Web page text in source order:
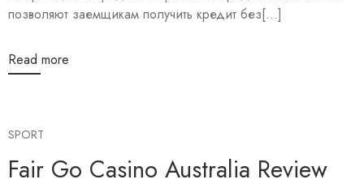
позволяют заемщикам получить кредит без[...]
Read more
SPORT
Fair Go Casino Australia Review